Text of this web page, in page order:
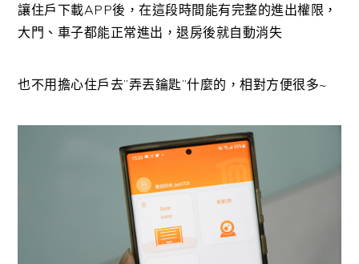
讓住戶下載APP後，在這段時間能有完整的進出權限，
大門、車子都能正常進出，退房後就自動消失
也不用擔心住戶去”弄丟鑰匙”什麼的，相對方便很多~